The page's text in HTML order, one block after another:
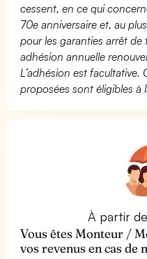
cessent, en ce qui
70e anniversaire et, au
pour les garanties arrêt de
adhésion annuelle
L’adhésion est facultative.
proposées sont éligibles à
À partir
Vous êtes Monteur /
vos revenus en cas de